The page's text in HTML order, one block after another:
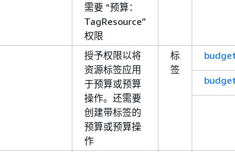
需要 “预算：
TagResource”
权限
授予权限以将
资源标签应用
于预算或预算
操作。还需要
创建带标签的
预算或预算操
作
标
签
budget